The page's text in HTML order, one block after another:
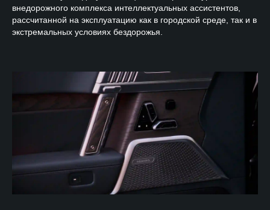
внедорожного комплекса интеллектуальных ассистентов,
рассчитанной на эксплуатацию как в городской среде, так и в
экстремальных условиях бездорожья.